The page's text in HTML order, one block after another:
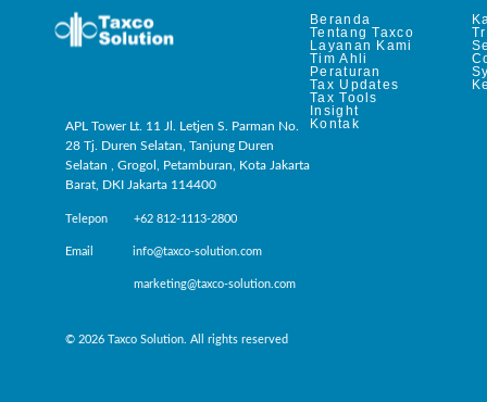
APL Tower Lt. 11 Jl. Letjen S. Parman No.
28 Tj. Duren Selatan, Tanjung Duren
Selatan , Grogol, Petamburan, Kota Jakarta
Barat, DKI Jakarta 114400
Telepon +62 812-1113-2800
Email info@taxco-solution.com
marketing@taxco-solution.com
© 2026 Taxco Solution. All rights reserved
Beranda
Tentang Taxco
Layanan Kami
Tim Ahli
Peraturan
Tax Updates
Tax Tools
Insight
Kontak